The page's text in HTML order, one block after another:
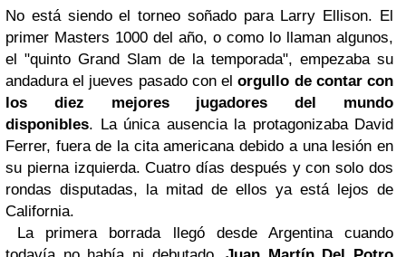
No está siendo el torneo soñado para Larry Ellison. El
primer Masters 1000 del año, o como lo llaman algunos,
el "quinto Grand Slam de la temporada", empezaba su
andadura el jueves pasado con el orgullo de contar con
los diez mejores jugadores del mundo
disponibles. La única ausencia la protagonizaba David
Ferrer, fuera de la cita americana debido a una lesión en
su pierna izquierda. Cuatro días después y con solo dos
rondas disputadas, la mitad de ellos ya está lejos de
California.
La primera borrada llegó desde Argentina cuando